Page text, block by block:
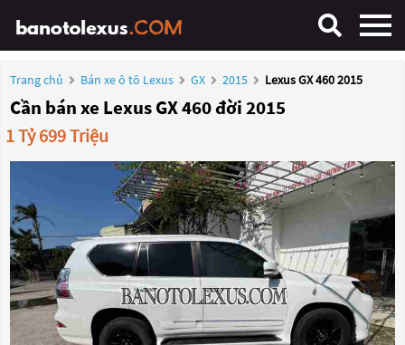
Trang chủ Bán xe ô tô Lexus GX 2015 Lexus GX 460 2015
Cần bán xe Lexus GX 460 đời 2015
1 Tỷ 699 Triệu